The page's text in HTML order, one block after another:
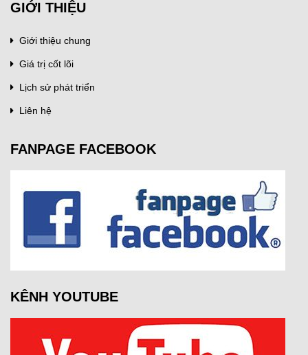
GIỚI THIỆU
Giới thiệu chung
Giá trị cốt lõi
Lịch sử phát triển
Liên hệ
FANPAGE FACEBOOK
KÊNH YOUTUBE